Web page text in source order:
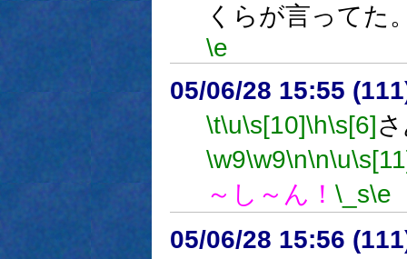
くらが言ってた
\e
05/06/28 15:55
\t\u\s[10]\h\s[6]
\w9\w9\n\n\u
～し～ん！ \_s\e
05/06/28 15:56